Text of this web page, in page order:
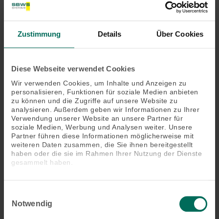
Zustimmung Details Über Cookies
Diese Webseite verwendet Cookies
Wir verwenden Cookies, um Inhalte und Anzeigen zu
personalisieren, Funktionen für soziale Medien anbieten
zu können und die Zugriffe auf unsere Website zu
analysieren. Außerdem geben wir Informationen zu Ihrer
Verwendung unserer Website an unsere Partner für
soziale Medien, Werbung und Analysen weiter. Unsere
Partner führen diese Informationen möglicherweise mit
weiteren Daten zusammen, die Sie ihnen bereitgestellt
haben oder die sie im Rahmen Ihrer Nutzung der Dienste
gesammelt haben.
Notwendig
auf den Klimaschutz und Ihre Energiekosten.
– Senken Sie mit dem passenden Sonnenschutz Ihre
gezielt ins Haus und sparen dadurch bis zu 41 % des
Heizbedarfs.
– Gleichzeitig erhöhen Sie die Klimaresilienz und steigern das
Wohlbefinden in den eigenen vier Wänden.
Treten Sie gerne mit uns in Kontakt. Gemeinsam finden wir die
optimale Lösung für Ihre individuelle Situation!